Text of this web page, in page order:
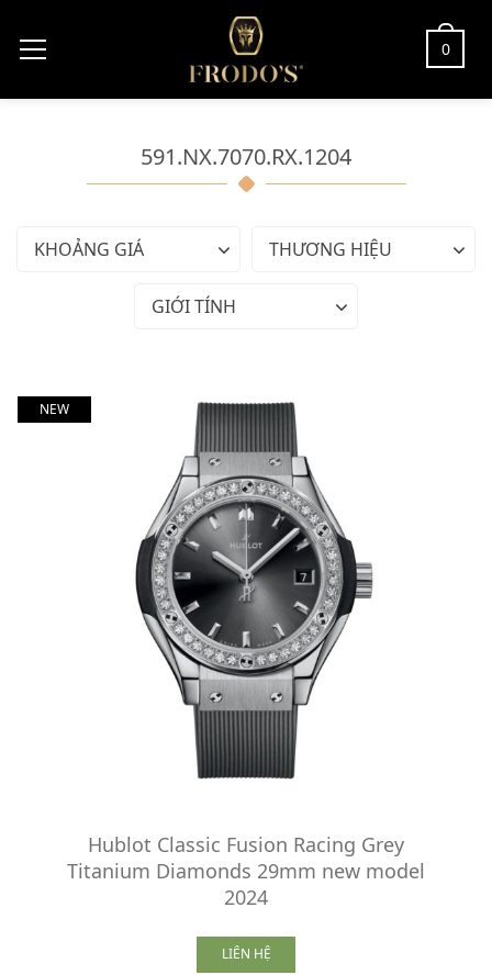
0
591.NX.7070.RX.1204
KHOẢNG GIÁ THƯƠNG HIỆU
GIỚI TÍNH
NEW
Hublot Classic Fusion Racing Grey
Titanium Diamonds 29mm new model
2024
LIÊN HỆ